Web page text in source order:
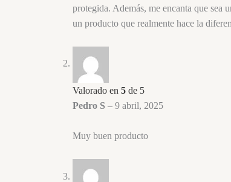
protegida. Además, me encanta que sea
un producto que realmente hace la
Valorado en 5 de 5
Pedro S – 9 abril, 2025
Muy buen producto